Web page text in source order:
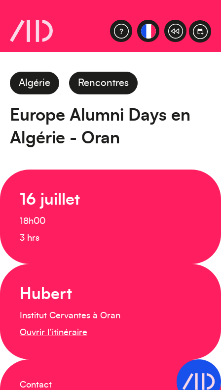
Algérie Rencontres
Europe Alumni Days en
Algérie - Oran
16 juillet
18h00
3 hrs
Hubert
Institut Cervantes à Oran
Ouvrir l’itinéraire
Contact